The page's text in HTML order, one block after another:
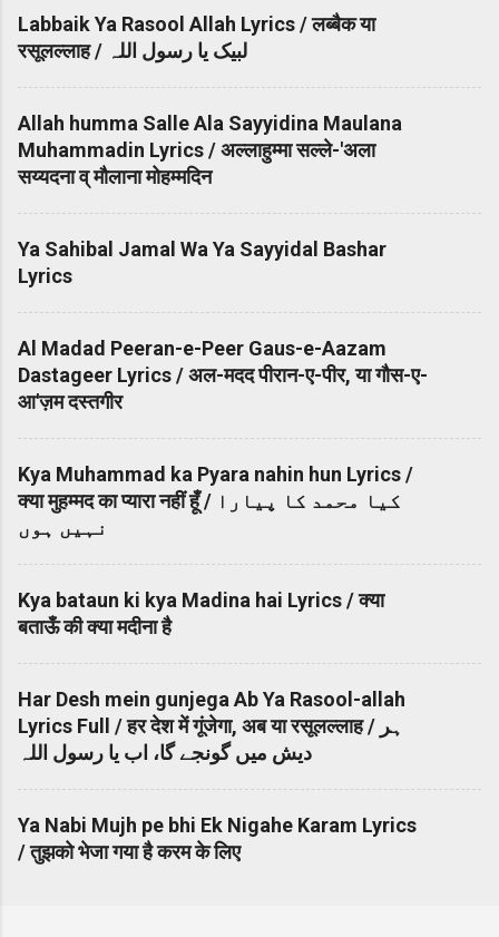
Labbaik Ya Rasool Allah Lyrics / लब्बैक या
रसूलल्लाह / لبیک یا رسول اللہ
Allah humma Salle Ala Sayyidina Maulana
Muhammadin Lyrics / अल्लाहुम्मा सल्ले-'अला
सय्यदना व् मौलाना मोहम्मदिन
Ya Sahibal Jamal Wa Ya Sayyidal Bashar
Lyrics
Al Madad Peeran-e-Peer Gaus-e-Aazam
Dastageer Lyrics / अल-मदद पीरान-ए-पीर, या गौस-ए-
आ'ज़म दस्तगीर
Kya Muhammad ka Pyara nahin hun Lyrics /
क्या मुहम्मद का प्यारा नहीं हूँ / کیا محمد کا پیارا
نہیں ہوں
Kya bataun ki kya Madina hai Lyrics / क्या
बताऊँ की क्या मदीना है
Har Desh mein gunjega Ab Ya Rasool-allah
Lyrics Full / हर देश में गूंजेगा, अब या रसूलल्लाह / ہر
دیش میں گونجے گا، اب یا رسول اللہ
Ya Nabi Mujh pe bhi Ek Nigahe Karam Lyrics
/ तुझको भेजा गया है करम के लिए